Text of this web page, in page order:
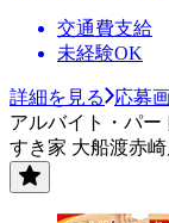
交通費支給
未経験OK
詳細を見る
応募
アルバイト・パー
すき家 大船渡赤